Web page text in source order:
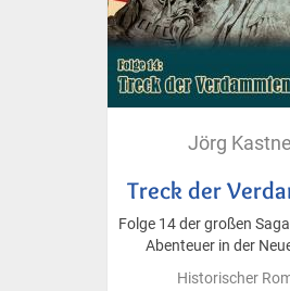
Jörg
Treck der
Folge 14 der großen
Abenteuer in der
Historischer